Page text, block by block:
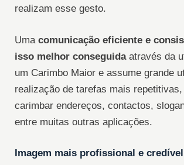
realizam esse gesto.
Uma comunicação eficiente e
isso melhor conseguidaatravés da
um Carimbo Maior e assume grande
realização de tarefas mais
carimbar endereços, contactos,
entre muitas outras aplicações.
Imagem mais profissional e credível